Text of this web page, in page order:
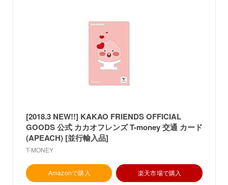
[2018.3 NEW!!] KAKAO FRIENDS OFFICIAL
GOODS 公式 カカオフレンズ T-money 交通 カード
(APEACH) [並行輸入品]
T-MONEY
Amazonで購入 楽天市場で購入